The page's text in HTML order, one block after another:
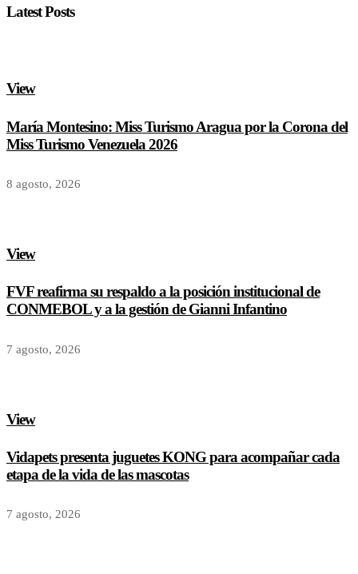
Latest Posts
View
María Montesino: Miss Turismo Aragua por la Corona del
Miss Turismo Venezuela 2026
8 agosto, 2026
View
FVF reafirma su respaldo a la posición institucional de
CONMEBOL y a la gestión de Gianni Infantino
7 agosto, 2026
View
Vidapets presenta juguetes KONG para acompañar cada
etapa de la vida de las mascotas
7 agosto, 2026